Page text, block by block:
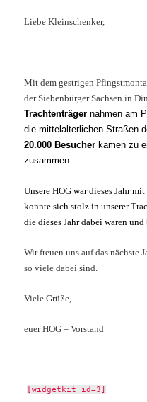
Liebe Kleinschenker,
Mit dem gestrigen
der Siebenbürger Sachsen in
Trachtenträger nahmen am
die mittelalterlichen Straßen
20.000 Besucher kamen zu
zusammen.
Unsere HOG war dieses Jahr
konnte sich stolz in unserer
die dieses Jahr dabei waren
Wir freuen uns auf das nächste
so viele dabei sind.
Viele Grüße,
euer HOG – Vorstand
[widgetkit id=3]